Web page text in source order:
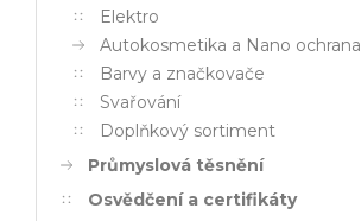
Elektro
Autokosmetika a Nano ochrana
Barvy a značkovače
Svařování
Doplňkový sortiment
Průmyslová těsnění
Osvědčení a certifikáty